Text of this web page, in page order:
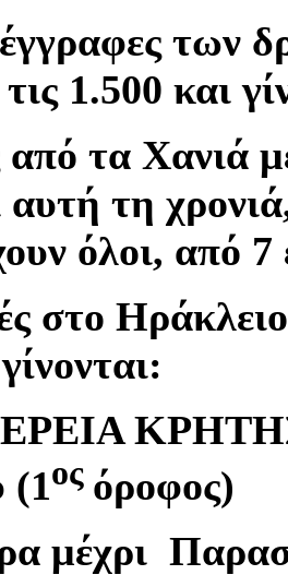
των
1.500 και
από τα Χανιά
αυτή τη
όλοι, από
στο
(1ος όροφος)
μέχρι